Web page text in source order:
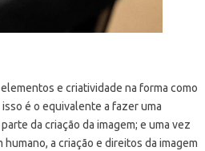
e criatividade na forma como
é o equivalente a fazer uma
da criação da imagem; e uma vez
a criação e direitos da imagem